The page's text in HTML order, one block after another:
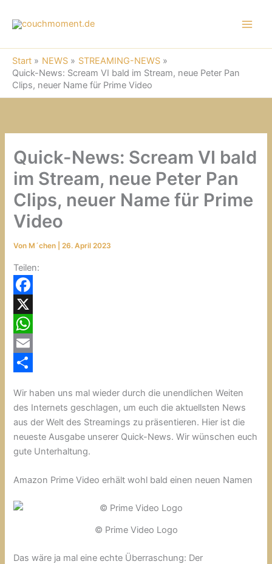
Inhalt
Start NEWS
STREAMING-NEWS
Quick-News: Scream VI bald im Stream, neue Peter Pan
Clips, neuer Name für Prime Video
Quick-News: Scream VI bald
im Stream, neue Peter Pan
Clips, neuer Name für Prime
Video
Von M´chen |26. April 2023
Teilen:
F
a
c
e
o
o
k
X
W
h
s
A
p
p
E
a
i
l
e
i
l
e
n
Wir haben uns mal wieder durch die unendlichen Weiten
des Internets geschlagen, um euch die aktuellsten News
aus der Welt des Streamings zu präsentieren. Hier ist die
neueste Ausgabe unserer Quick-News. Wir wünschen euch
gute Unterhaltung.
Amazon Prime Video erhält wohl bald einen neuen Namen
© Prime Video Logo
Das wäre ja mal eine echte Überraschung: Der
R
C
V